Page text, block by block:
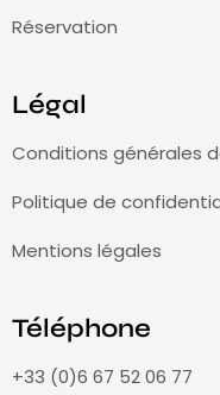
Réservation
Légal
Conditions générales
Politique de
Mentions légales
Téléphone
+33 (0)6 67 52 06 77